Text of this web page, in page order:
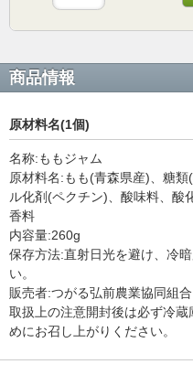
商品情報
原材料名(1個)
名称:ももジャム
原材料名:もも(青森県産)、糖
ル化剤(ペクチン)、酸味料、酸
香料
内容量:260g
保存方法:直射日光を避け、冷
い。
販売者:つがる弘前農業協同組合
取扱上の注意開封後は必ず冷
めにお召し上がりください。